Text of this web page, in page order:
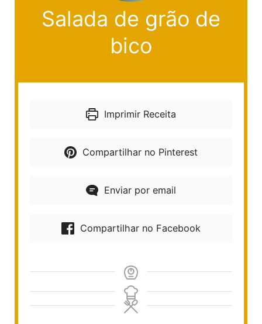
Salada de grão de
bico
Imprimir Receita
Compartilhar no Pinterest
Enviar por email
Compartilhar no Facebook